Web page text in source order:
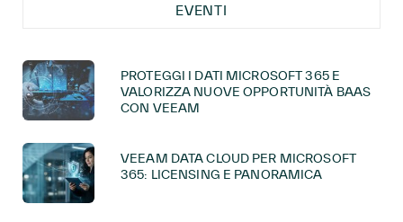
EVENTI
PROTEGGI I DATI MICROSOFT 365 E
VALORIZZA NUOVE OPPORTUNITÀ BAAS
CON VEEAM
VEEAM DATA CLOUD PER MICROSOFT
365: LICENSING E PANORAMICA